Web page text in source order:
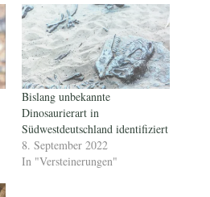
Bislang unbekannte
Dinosaurierart in
Südwestdeutschland identifiziert
8. September 2022
In "Versteinerungen"